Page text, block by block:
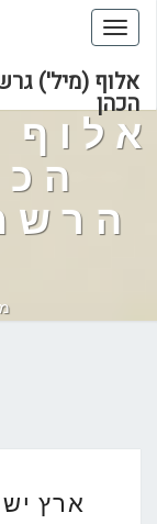
Toggle
navigation
אלוף (מיל')
הכהן
אלוף
ארץ